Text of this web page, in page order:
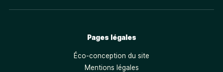
Pages légales
Éco-conception du site
Mentions légales